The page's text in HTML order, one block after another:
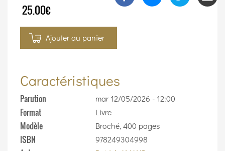
25.00€
Ajouter au panier
Caractéristiques
Parution mar 12/05/2026 - 12:00
Format Livre
Modèle Broché, 400 pages
ISBN 978249304998